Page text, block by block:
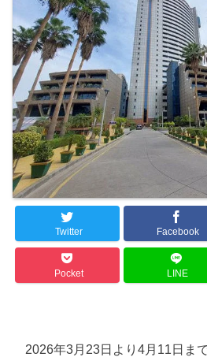
Twitter Facebook
Pocket LINE
2026年3月23日より4月11日ま